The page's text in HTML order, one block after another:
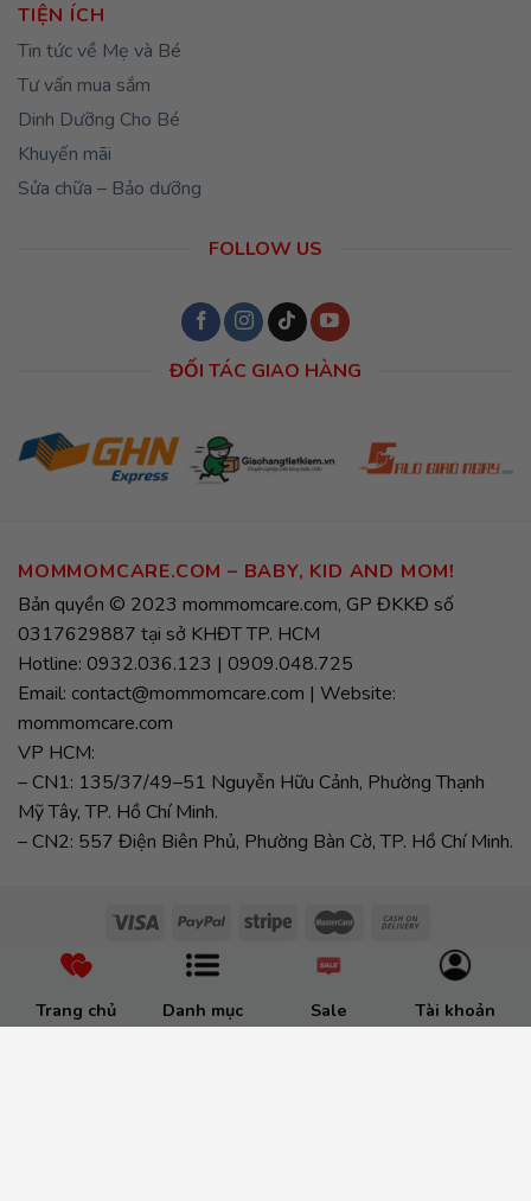
Trang chủ Danh mục Sale Tài khoản
TIỆN ÍCH
Tin tức về Mẹ và Bé
Tư vấn mua sắm
Dinh Dưỡng Cho Bé
Khuyến mãi
Sửa chữa – Bảo dưỡng
FOLLOW US
ĐỐI TÁC GIAO HÀNG
MOMMOMCARE.COM – BABY, KID AND MOM!
Bản quyền © 2023 mommomcare.com, GP ĐKKĐ số
0317629887 tại sở KHĐT TP. HCM
Hotline: 0932.036.123 | 0909.048.725
Email: contact@mommomcare.com | Website:
mommomcare.com
VP HCM:
– CN1: 135/37/49–51 Nguyễn Hữu Cảnh, Phường Thạnh
Mỹ Tây, TP. Hồ Chí Minh.
– CN2: 557 Điện Biên Phủ, Phường Bàn Cờ, TP. Hồ Chí Minh.